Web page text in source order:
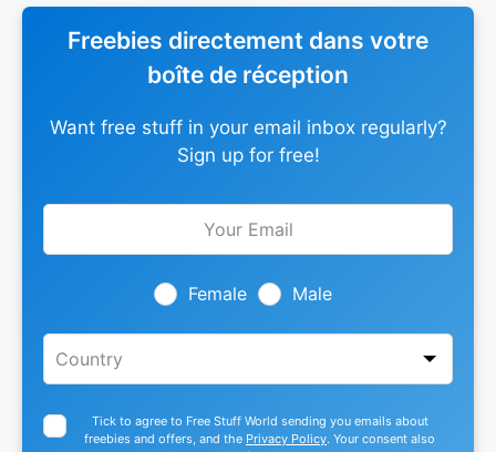
Freebies directement dans votre
boîte de réception
Want free stuff in your email inbox regularly?
Sign up for free!
Leave
Female Male
Tick to agree to Free Stuff World sending you emails about
freebies and offers, and the Privacy Policy. Your consent also